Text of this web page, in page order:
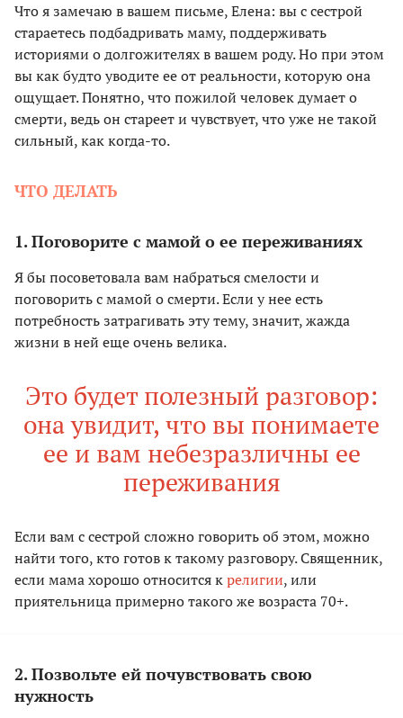
Что я замечаю в вашем письме, Елена: вы с сестрой
стараетесь подбадривать маму, поддерживать
историями о долгожителях в вашем роду. Но при этом
вы как будто уводите ее от реальности, которую она
ощущает. Понятно, что пожилой человек думает о
смерти, ведь он стареет и чувствует, что уже не такой
сильный, как когда-то.
ЧТО ДЕЛАТЬ
1. Поговорите с мамой о ее переживаниях
Я бы посоветовала вам набраться смелости и
поговорить с мамой о смерти. Если у нее есть
потребность затрагивать эту тему, значит, жажда
жизни в ней еще очень велика.
Это будет полезный разговор:
она увидит, что вы понимаете
ее и вам небезразличны ее
переживания
Если вам с сестрой сложно говорить об этом, можно
найти того, кто готов к такому разговору. Священник,
если мама хорошо относится крелигии, или
приятельница примерно такого же возраста 70+.
2. Позвольте ей почувствовать свою
нужность